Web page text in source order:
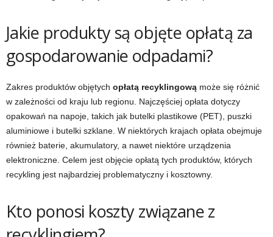
Jakie produkty są objęte opłatą za
gospodarowanie odpadami?
Zakres produktów objętych opłatą recyklingową może się różnić
w zależności od kraju lub regionu. Najczęściej opłata dotyczy
opakowań na napoje, takich jak butelki plastikowe (PET), puszki
aluminiowe i butelki szklane. W niektórych krajach opłata obejmuje
również baterie, akumulatory, a nawet niektóre urządzenia
elektroniczne. Celem jest objęcie opłatą tych produktów, których
recykling jest najbardziej problematyczny i kosztowny.
Kto ponosi koszty związane z